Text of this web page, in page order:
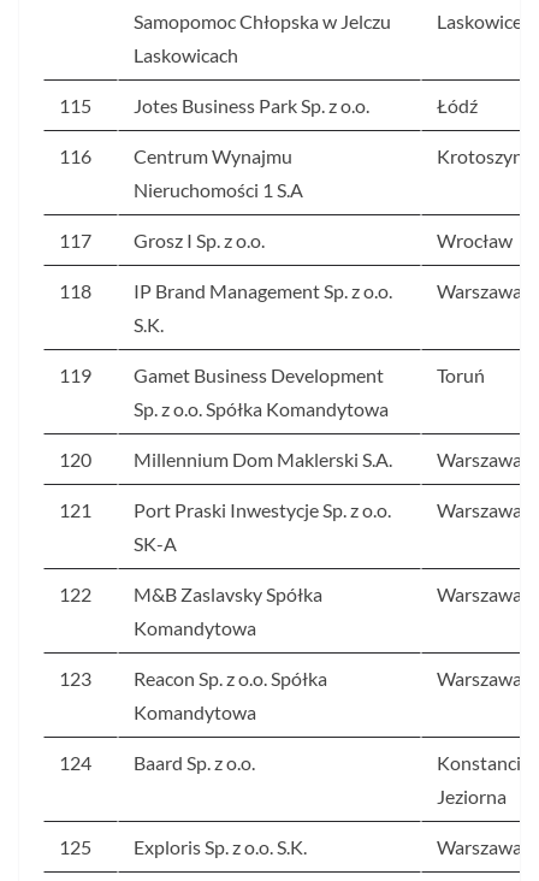
Samopomoc Chłopska w Jelczu
Laskowicach
Laskowice
115 Jotes Business Park Sp. z o.o. Łódź
116
Centrum Wynajmu
Nieruchomości 1 S.A
Krotoszyn
117 Grosz I Sp. z o.o. Wrocław
118
IP Brand Management Sp. z o.o.
S.K.
Warszawa
119
Gamet Business Development
Sp. z o.o. Spółka Komandytowa
Toruń
120 Millennium Dom Maklerski S.A. Warszawa
121
Port Praski Inwestycje Sp. z o.o.
SK-A
Warszawa
122
M&B Zaslavsky Spółka
Komandytowa
Warszawa
123
Reacon Sp. z o.o. Spółka
Komandytowa
Warszawa
124 Baard Sp. z o.o.
Konstancin-
Jeziorna
125 Exploris Sp. z o.o. S.K. Warszawa